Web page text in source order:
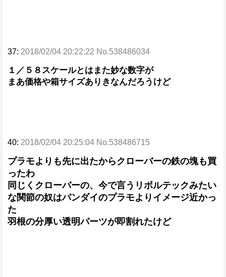
37: 2018/02/04 20:22:22 No.538486034
１／５８スケールとはまた妙な数字が
まあ価格や箱サイズありきなんだろうけど
40: 2018/02/04 20:25:04 No.538486715
プラモよりも先に出たからクローバーの鉄の塊も買
ったわ
同じくクローバーの、今で言うリボルテックみたい
な関節の奴はバンダイのプラモよりイメージ近かっ
た
羽根の分厚い透明パーツが即割れたけど